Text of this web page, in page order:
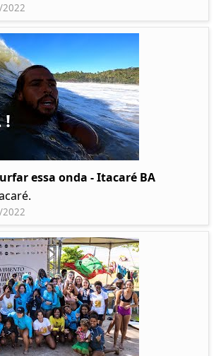
2022
essa onda - Itacaré BA
2022